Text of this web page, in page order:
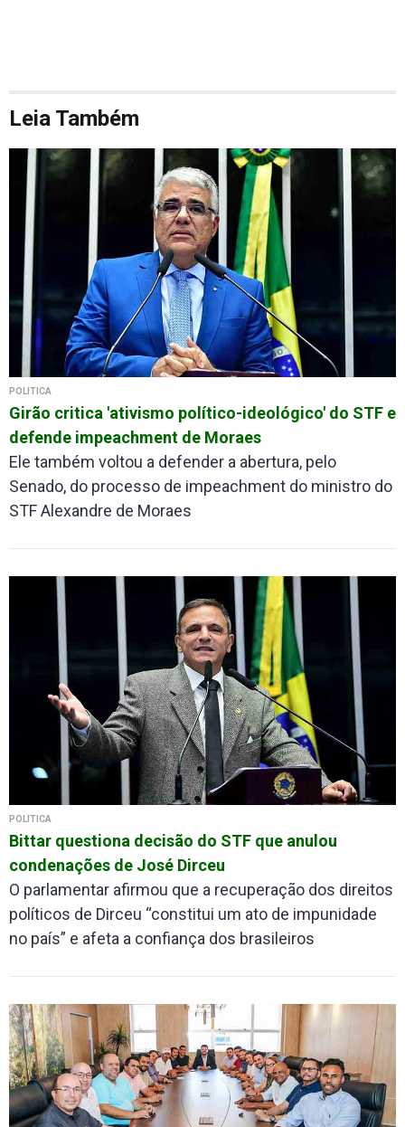
Leia Também
POLÍTICA
Girão critica 'ativismo político-ideológico' do STF e
defende impeachment de Moraes
Ele também voltou a defender a abertura, pelo
Senado, do processo de impeachment do ministro do
STF Alexandre de Moraes
POLÍTICA
Bittar questiona decisão do STF que anulou
condenações de José Dirceu
O parlamentar afirmou que a recuperação dos direitos
políticos de Dirceu “constitui um ato de impunidade
no país” e afeta a confiança dos brasileiros